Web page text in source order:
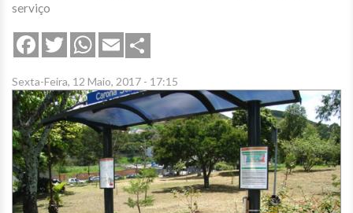
serviço
FacebookTwitterWhatsApp
Email
Sexta-Feira, 12 Maio, 2017 - 17:15